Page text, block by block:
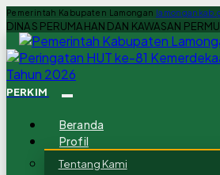
Pemerintah Kabupaten Lamongan
DINAS PERUMAHAN DAN KAWASAN
PERKIM
Beranda
Profil
Tentang Kami